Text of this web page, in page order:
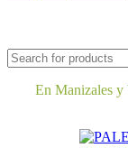
En Manizales y